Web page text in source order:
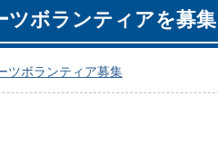
ツボランティアを募
ツボランティア募集